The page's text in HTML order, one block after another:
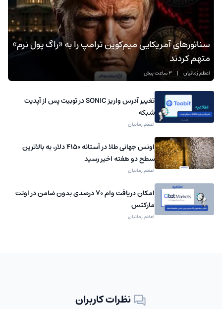
سناتورهای آمریکایی میم‌کوین ترامپ را به «راگ‌ پول نرم»
متهم کردند
اعظم زمانیان | 3 ساعت پیش
تغییر آدرس واریز SONIC در توبیت پس از آپدیت
شبکه
اعظم زمانیان
اونس جهانی طلا در آستانه ۴۱۵۰ دلار، به بالاترین
سطح دو هفته اخیر رسید
اعظم زمانیان
امکان دریافت وام ۷۰ درصدی بدون ضامن در اوتت
مارکتس
اعظم زمانیان
نظرات کاربران